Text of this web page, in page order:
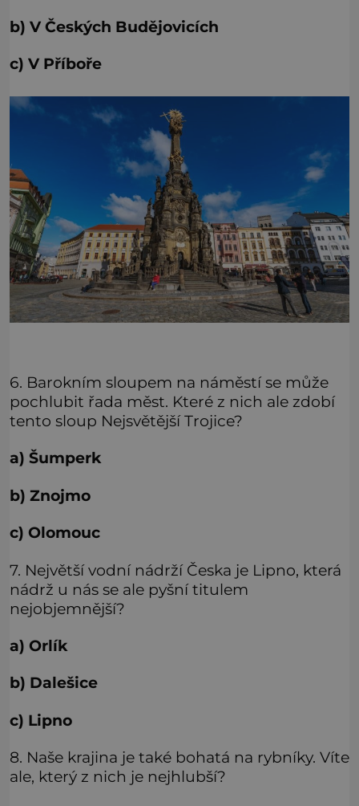
b) V Českých Budějovicích
c) V Příboře
6. Barokním sloupem na náměstí se může
pochlubit řada měst. Které z nich ale zdobí
tento sloup Nejsvětější Trojice?
a) Šumperk
b) Znojmo
c) Olomouc
7. Největší vodní nádrží Česka je Lipno, která
nádrž u nás se ale pyšní titulem
nejobjemnější?
a) Orlík
b) Dalešice
c) Lipno
8. Naše krajina je také bohatá na rybníky. Víte
ale, který z nich je nejhlubší?